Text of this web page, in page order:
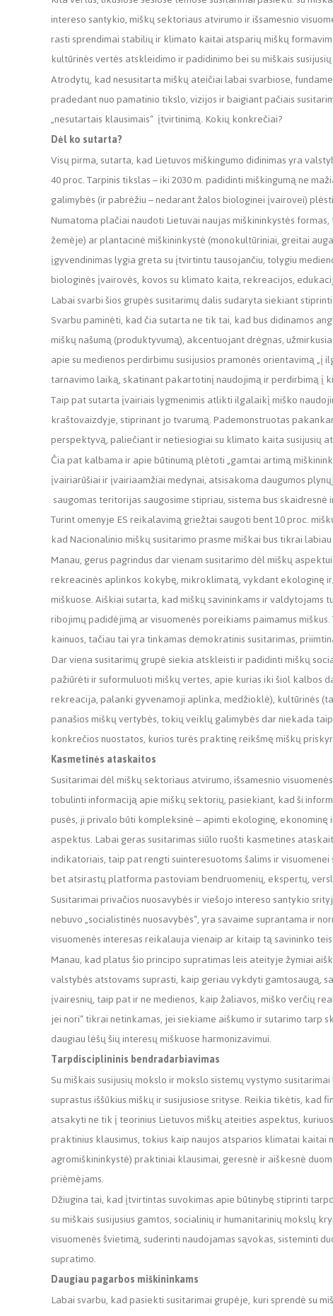
intereso santykio, miškų sektoriaus atvirumo ir išsamesnio
rasti sprendimai stabilių ir klimato kaitai atsparių miškų
kultūrinės vertės atskleidimo ir padidinimo bei su miškais
Atrodytų, kad nesusitarta miškų ateičiai labai svarbiose,
pradedant nuo pamatinio tikslo, vizijos ir baigiant pačiais
„nesutartais klausimais“ įtvirtinimą. Kokių konkrečiai?
Dėl ko sutarta?
Visų pirma, sutarta, kad Lietuvos miškingumo didinimas yra
40 proc. Tarpinis tikslas – iki 2030 m. padidinti miškingumą ne
galimybės (ir pabrėžiu – nedarant žalos biologinei įvairovei)
Numatoma plačiai naudoti Lietuvai naujas miškininkystės
žemėje) ar plantacinė miškininkystė (monokultūriniai, greitai
įgyvendinimas lygia greta su įtvirtintu tausojančiu, tolygiu
biologinės įvairovės, kovos su klimato kaita, rekreacijos,
Labai svarbi šios grupės susitarimų dalis sudaryta siekiant
Svarbu paminėti, kad čia sutarta ne tik tai, kad bus didinamos
miškų našumą (produktyvumą), akcentuojant drėgnas,
apie su medienos perdirbimu susijusios pramonės orientavimą
tarnavimo laiką, skatinant pakartotinį naudojimą ir perdirbimą į
Taip pat sutarta įvairiais lygmenimis atlikti ilgalaikį miško
kraštovaizdyje, stiprinant jo tvarumą. Pademonstruotas
perspektyvą, paliečiant ir netiesiogiai su klimato kaita susijusių
Čia pat kalbama ir apie būtinumą plėtoti „gamtai artimą
įvairiarūšiai ir įvairiaamžiai medynai, atsisakoma daugumos
saugomas teritorijas saugosime stipriau, sistema bus
Turint omenyje ES reikalavimą griežtai saugoti bent 10 proc.
kad Nacionalinio miškų susitarimo prasme miškai bus tikrai
Manau, gerus pagrindus dar vienam susitarimo dėl miškų
rekreacinės aplinkos kokybę, mikroklimatą, vykdant ekologinę
miškuose. Aiškiai sutarta, kad miškų savininkams ir
ribojimų padidėjimą ar visuomenės poreikiams paimamus
kainuos, tačiau tai yra tinkamas demokratinis susitarimas,
Dar viena susitarimų grupė siekia atskleisti ir padidinti miškų
pažiūrėti ir suformuluoti miškų vertes, apie kurias iki šiol kalbos
rekreacija, palanki gyvenamoji aplinka, medžioklė), kultūrinės
panašios miškų vertybės, tokių veiklų galimybės dar niekada
konkrečios nuostatos, kurios turės praktinę reikšmę miškų
Kasmetinės ataskaitos
Susitarimai dėl miškų sektoriaus atvirumo, išsamesnio
tobulinti informaciją apie miškų sektorių, pasiekiant, kad ši
pusės, ji privalo būti kompleksinė – apimti ekologinę,
aspektus. Labai geras susitarimas siūlo ruošti kasmetines
indikatoriais, taip pat rengti suinteresuotoms šalims ir
bet atsirastų platforma pastoviam bendruomenių, ekspertų,
Susitarimai privačios nuosavybės ir viešojo intereso santykio
nebuvo „socialistinės nuosavybės“, yra savaime suprantama ir
visuomenės interesas reikalauja vienaip ar kitaip tą savininko
Manau, kad platus šio principo supratimas leis ateityje žymiai
valstybės atstovams suprasti, kaip geriau vykdyti gamtosaugą,
įvairesnių, taip pat ir ne medienos, kaip žaliavos, miško verčių
jei nori“ tikrai netinkamas, jei siekiame aiškumo ir sutarimo
daugiau lėšų šių interesų miškuose harmonizavimui.
Tarpdisciplininis bendradarbiavimas
Su miškais susijusių mokslo ir mokslo sistemų vystymo
suprastus iššūkius miškų ir susijusiose srityse. Reikia tikėtis, kad
atsakyti ne tik į teorinius Lietuvos miškų ateities aspektus,
praktinius klausimus, tokius kaip naujos atsparios klimatai kaitai
agromiškininkystė) praktiniai klausimai, geresnė ir aiškesnė
priėmėjams.
Džiugina tai, kad įtvirtintas suvokimas apie būtinybę stiprinti
su miškais susijusius gamtos, socialinių ir humanitarinių mokslų
visuomenės švietimą, suderinti naudojamas sąvokas, sisteminti
supratimo.
Daugiau pagarbos miškininkams
Labai svarbu, kad pasiekti susitarimai grupėje, kuri sprendė su